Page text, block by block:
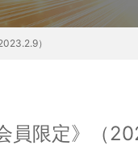
）
員限定》（